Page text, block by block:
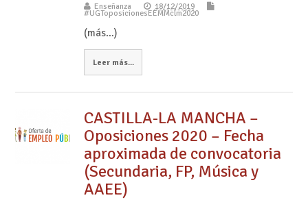
Enseñanza 18/12/2019
#UGToposicionesEEMMclm2020
(más…)
Leer más...
CASTILLA-LA MANCHA –
Oposiciones 2020 – Fecha
aproximada de convocatoria
(Secundaria, FP, Música y
AAEE)